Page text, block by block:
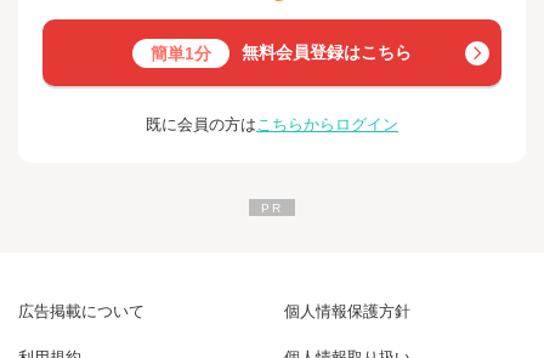
簡単1分 無料会員登録はこちら
既に会員の方はこちらからログイン
広告掲載について 個人情報保護方針